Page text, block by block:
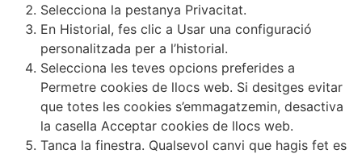
Selecciona la pestanya Privacitat.
En Historial, fes clic a Usar una configuració
personalitzada per a l’historial.
Selecciona les teves opcions preferides a
Permetre cookies de llocs web. Si desitges evitar
que totes les cookies s’emmagatzemin, desactiva
la casella Acceptar cookies de llocs web.
Tanca la finestra. Qualsevol canvi que hagis fet es